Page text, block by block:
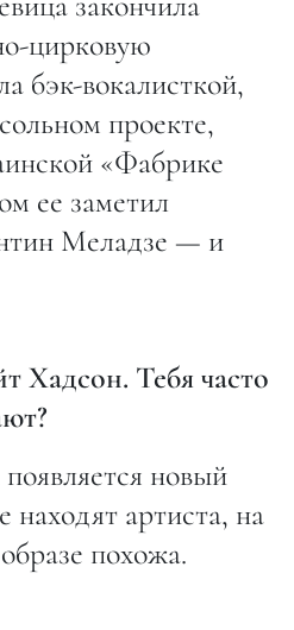
цирковую
бэк-вокалисткой,
проекте,
«Фабрике
ее заметил
Меладзе — и
Хадсон. Тебя часто
новый
находят артиста, на
похожа.